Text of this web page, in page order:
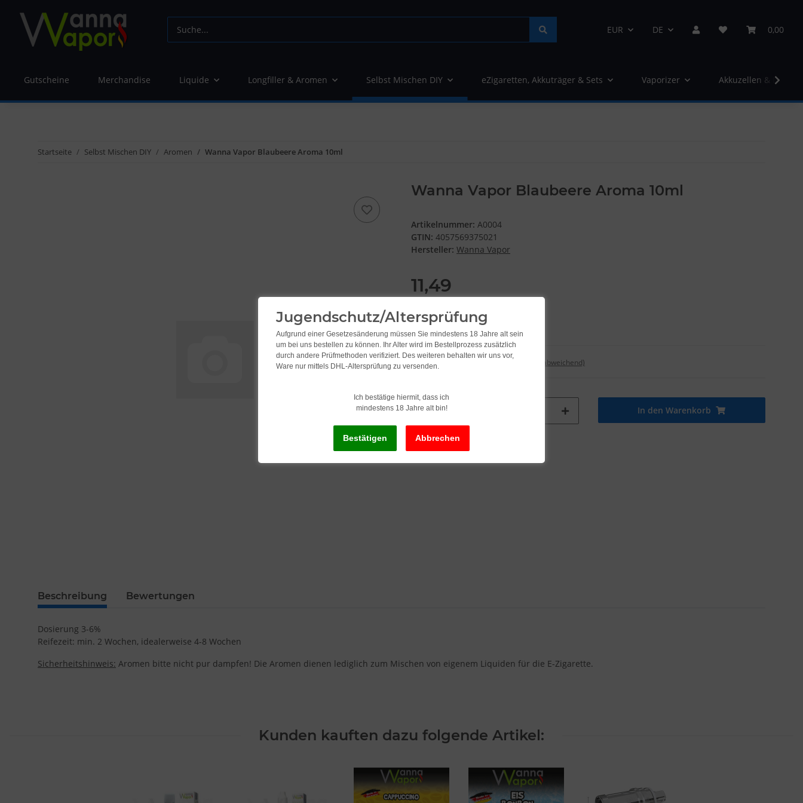
EUR DE 0,00
Gutscheine Merchandise Liquide Longfiller & Aromen Selbst Mischen DIY eZigaretten, Akkuträger & Sets Vaporizer Akkuzellen &
Startseite Selbst Mischen DIY Aromen Wanna Vapor Blaubeere Aroma 10ml
Wanna Vapor Blaubeere Aroma 10ml
Artikelnummer: A0004
GTIN: 4057569375021
Hersteller: Wanna Vapor
11,49
1.149,00 pro 1 l
inkl. 19% USt. , zzgl.
Lieferzeit: (DE - Ausland abweichend)
In den Warenkorb
Beschreibung Bewertungen
Dosierung 3-6%
Reifezeit: min. 2 Wochen, idealerweise 4-8 Wochen
Sicherheitshinweis: Aromen bitte nicht pur dampfen! Die Aromen dienen lediglich zum Mischen von eigenem Liquiden für die E-Zigarette.
Kunden kauften dazu folgende Artikel:
Jugendschutz/Altersprüfung
Aufgrund einer Gesetzesänderung müssen Sie mindestens 18 Jahre alt sein
um bei uns bestellen zu können. Ihr Alter wird im Bestellprozess zusätzlich
durch andere Prüfmethoden verifiziert. Des weiteren behalten wir uns vor,
Ware nur mittels DHL-Altersprüfung zu versenden.
Ich bestätige hiermit, dass ich
mindestens 18 Jahre alt bin!